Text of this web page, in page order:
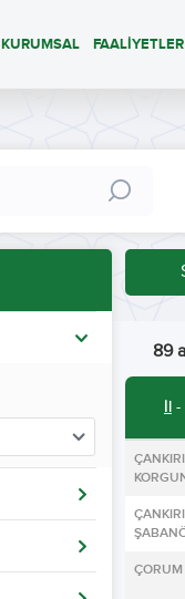
KURUMSAL FAALİYETLER
89
İl -